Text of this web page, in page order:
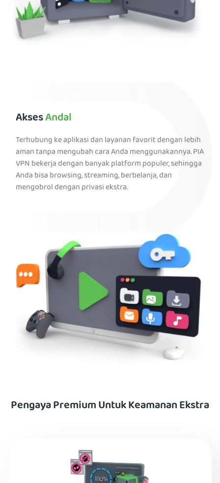
AksesAndal
Terhubung ke aplikasi dan layanan favorit dengan lebih
aman tanpa mengubah cara Anda menggunakannya. PIA
VPN bekerja dengan banyak platform populer, sehingga
Anda bisa browsing, streaming, berbelanja, dan
mengobrol dengan privasi ekstra.
Pengaya Premium Untuk Keamanan Ekstra